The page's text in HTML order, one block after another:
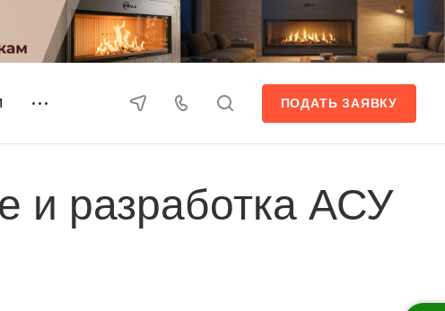
ПОДАТЬ ЗАЯВКУ
и разработка АСУ